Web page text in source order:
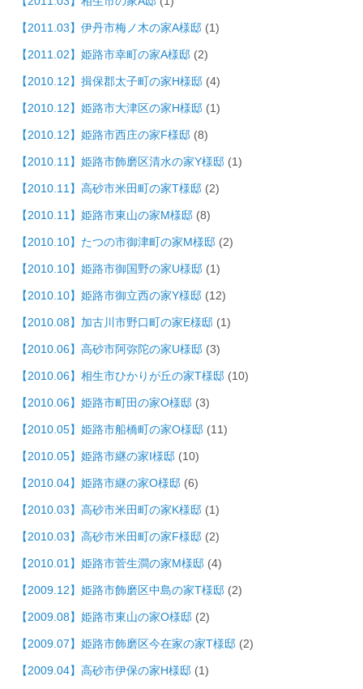
【2011.03】伊丹市梅ノ木の家A様邸 (1)
【2011.02】姫路市幸町の家A様邸 (2)
【2010.12】揖保郡太子町の家H様邸 (4)
【2010.12】姫路市大津区の家H様邸 (1)
【2010.12】姫路市西庄の家F様邸 (8)
【2010.11】姫路市飾磨区清水の家Y様邸 (1)
【2010.11】高砂市米田町の家T様邸 (2)
【2010.11】姫路市東山の家M様邸 (8)
【2010.10】たつの市御津町の家M様邸 (2)
【2010.10】姫路市御国野の家U様邸 (1)
【2010.10】姫路市御立西の家Y様邸 (12)
【2010.08】加古川市野口町の家E様邸 (1)
【2010.06】高砂市阿弥陀の家U様邸 (3)
【2010.06】相生市ひかりが丘の家T様邸 (10)
【2010.06】姫路市町田の家O様邸 (3)
【2010.05】姫路市船橋町の家O様邸 (11)
【2010.05】姫路市継の家I様邸 (10)
【2010.04】姫路市継の家O様邸 (6)
【2010.03】高砂市米田町の家K様邸 (1)
【2010.03】高砂市米田町の家F様邸 (2)
【2010.01】姫路市菅生澗の家M様邸 (4)
【2009.12】姫路市飾磨区中島の家T様邸 (2)
【2009.08】姫路市東山の家O様邸 (2)
【2009.07】姫路市飾磨区今在家の家T様邸 (2)
【2009.04】高砂市伊保の家H様邸 (1)